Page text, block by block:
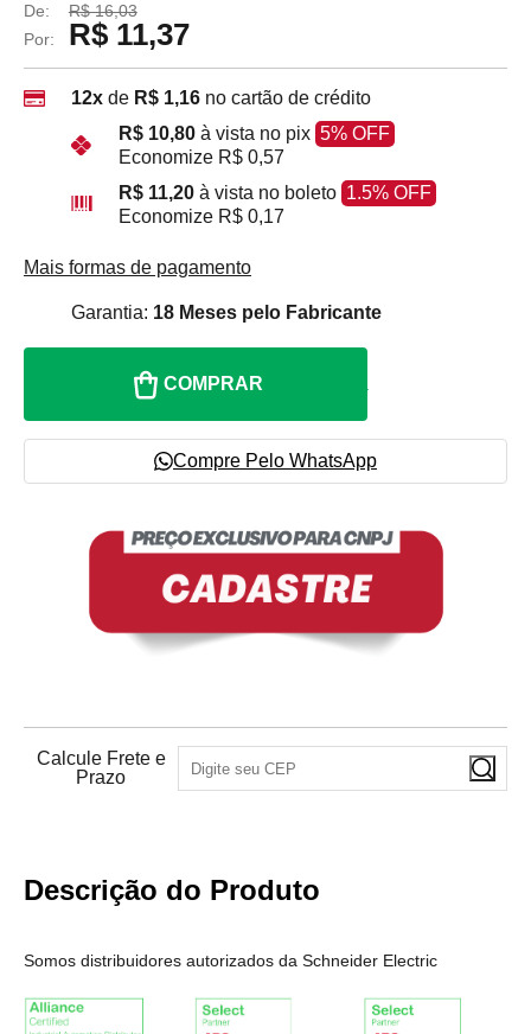
De:
R$ 16,03
Por:
R$ 11,37
12x de R$ 1,16 no cartão de crédito
R$ 10,80 à vista no pix 5% OFF
Economize R$ 0,57
R$ 11,20 à vista no boleto 1.5% OFF
Economize R$ 0,17
Mais formas de pagamento
Garantia: 18 Meses pelo Fabricante
COMPRAR
Compre Pelo WhatsApp
Calcule Frete e
Prazo
Descrição do Produto
Somos distribuidores autorizados da Schneider Electric